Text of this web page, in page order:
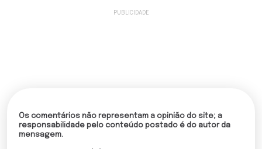
Os comentários não representam a opinião do site; a
responsabilidade pelo conteúdo postado é do autor da
mensagem.